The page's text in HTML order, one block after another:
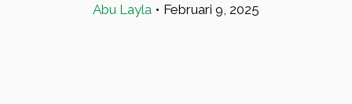
Abu Layla • Februari 9, 2025